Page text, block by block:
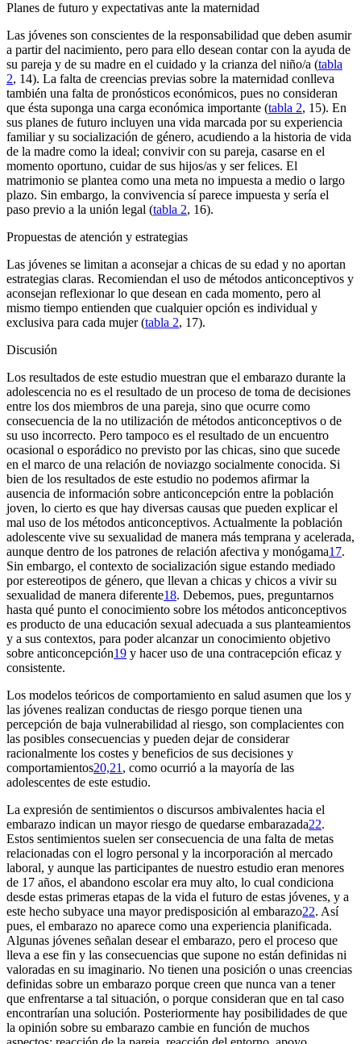
Planes de futuro y expectativas ante la maternidad
Las jóvenes son conscientes de la responsabilidad que deben asumir
a partir del nacimiento, pero para ello desean contar con la ayuda de
su pareja y de su madre en el cuidado y la crianza del niño/a (tabla
2, 14). La falta de creencias previas sobre la maternidad conlleva
también una falta de pronósticos económicos, pues no consideran
que ésta suponga una carga económica importante (tabla 2, 15). En
sus planes de futuro incluyen una vida marcada por su experiencia
familiar y su socialización de género, acudiendo a la historia de vida
de la madre como la ideal; convivir con su pareja, casarse en el
momento oportuno, cuidar de sus hijos/as y ser felices. El
matrimonio se plantea como una meta no impuesta a medio o largo
plazo. Sin embargo, la convivencia sí parece impuesta y sería el
paso previo a la unión legal (tabla 2, 16).
Propuestas de atención y estrategias
Las jóvenes se limitan a aconsejar a chicas de su edad y no aportan
estrategias claras. Recomiendan el uso de métodos anticonceptivos y
aconsejan reflexionar lo que desean en cada momento, pero al
mismo tiempo entienden que cualquier opción es individual y
exclusiva para cada mujer (tabla 2, 17).
Discusión
Los resultados de este estudio muestran que el embarazo durante la
adolescencia no es el resultado de un proceso de toma de decisiones
entre los dos miembros de una pareja, sino que ocurre como
consecuencia de la no utilización de métodos anticonceptivos o de
su uso incorrecto. Pero tampoco es el resultado de un encuentro
ocasional o esporádico no previsto por las chicas, sino que sucede
en el marco de una relación de noviazgo socialmente conocida. Si
bien de los resultados de este estudio no podemos afirmar la
ausencia de información sobre anticoncepción entre la población
joven, lo cierto es que hay diversas causas que pueden explicar el
mal uso de los métodos anticonceptivos. Actualmente la población
adolescente vive su sexualidad de manera más temprana y acelerada,
aunque dentro de los patrones de relación afectiva y monógama17.
Sin embargo, el contexto de socialización sigue estando mediado
por estereotipos de género, que llevan a chicas y chicos a vivir su
sexualidad de manera diferente18. Debemos, pues, preguntarnos
hasta qué punto el conocimiento sobre los métodos anticonceptivos
es producto de una educación sexual adecuada a sus planteamientos
y a sus contextos, para poder alcanzar un conocimiento objetivo
sobre anticoncepción19 y hacer uso de una contracepción eficaz y
consistente.
Los modelos teóricos de comportamiento en salud asumen que los y
las jóvenes realizan conductas de riesgo porque tienen una
percepción de baja vulnerabilidad al riesgo, son complacientes con
las posibles consecuencias y pueden dejar de considerar
racionalmente los costes y beneficios de sus decisiones y
comportamientos20,21 , como ocurrió a la mayoría de las
adolescentes de este estudio.
La expresión de sentimientos o discursos ambivalentes hacia el
embarazo indican un mayor riesgo de quedarse embarazada22.
Estos sentimientos suelen ser consecuencia de una falta de metas
relacionadas con el logro personal y la incorporación al mercado
laboral, y aunque las participantes de nuestro estudio eran menores
de 17 años, el abandono escolar era muy alto, lo cual condiciona
desde estas primeras etapas de la vida el futuro de estas jóvenes, y a
este hecho subyace una mayor predisposición al embarazo22. Así
pues, el embarazo no aparece como una experiencia planificada.
Algunas jóvenes señalan desear el embarazo, pero el proceso que
lleva a ese fin y las consecuencias que supone no están definidas ni
valoradas en su imaginario. No tienen una posición o unas creencias
definidas sobre un embarazo porque creen que nunca van a tener
que enfrentarse a tal situación, o porque consideran que en tal caso
encontrarían una solución. Posteriormente hay posibilidades de que
la opinión sobre su embarazo cambie en función de muchos